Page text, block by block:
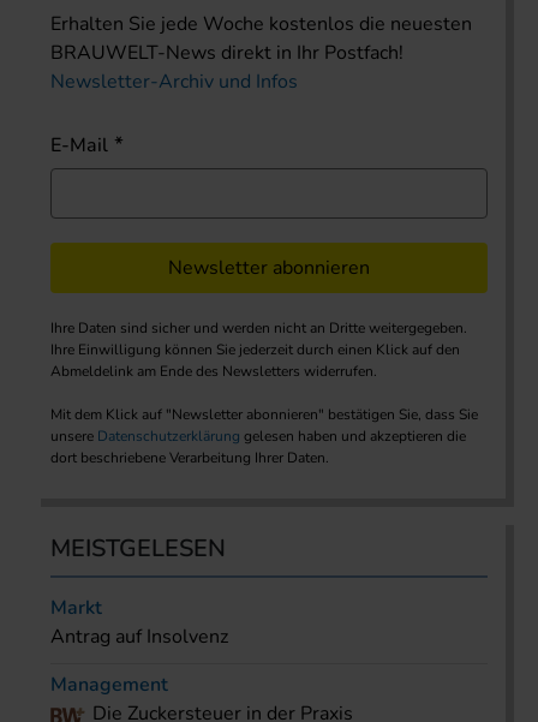
Erhalten Sie jede Woche kostenlos die neuesten
BRAUWELT-News direkt in Ihr Postfach!
Newsletter-Archiv und Infos
E-Mail
Newsletter abonnieren
Ihre Daten sind sicher und werden nicht an Dritte weitergegeben.
Ihre Einwilligung können Sie jederzeit durch einen Klick auf den
Abmeldelink am Ende des Newsletters widerrufen.
Mit dem Klick auf "Newsletter abonnieren" bestätigen Sie, dass Sie
unsere Datenschutzerklärung gelesen haben und akzeptieren die
dort beschriebene Verarbeitung Ihrer Daten.
MEISTGELESEN
Markt
Antrag auf Insolvenz
Management
Die Zuckersteuer in der Praxis